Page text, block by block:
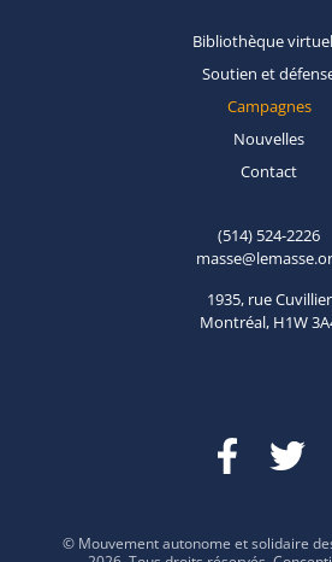
Bibliothèque
Soutien et
Campagnes
Nouvelles
Contact
(514) 524-2226
1935, rue Cuvillier
Montréal, H1W
© Mouvement autonome et solidaire